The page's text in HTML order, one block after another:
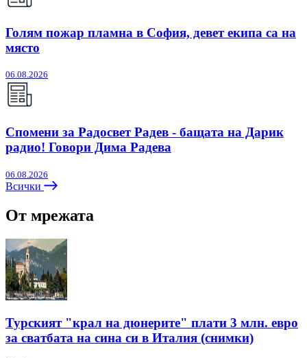
Голям пожар пламна в София, девет екипа са на
място
06.08.2026
Спомени за Радосвет Радев - бащата на Дарик
радио! Говори Дима Радева
06.08.2026
Всички
От мрежата
Турският "крал на дюнерите" плати 3 млн. евро
за сватбата на сина си в Италия (снимки)